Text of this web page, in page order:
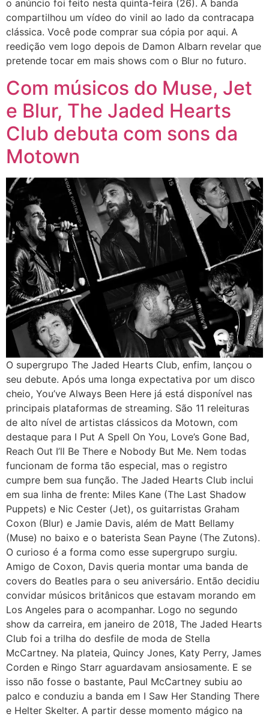
o anúncio foi feito nesta quinta-feira (26). A banda
compartilhou um vídeo do vinil ao lado da contracapa
clássica. Você pode comprar sua cópia por aqui. A
reedição vem logo depois de Damon Albarn revelar que
pretende tocar em mais shows com o Blur no futuro.
Com músicos do Muse, Jet
e Blur, The Jaded Hearts
Club debuta com sons da
Motown
O supergrupo The Jaded Hearts Club, enfim, lançou o
seu debute. Após uma longa expectativa por um disco
cheio, You’ve Always Been Here já está disponível nas
principais plataformas de streaming. São 11 releituras
de alto nível de artistas clássicos da Motown, com
destaque para I Put A Spell On You, Love’s Gone Bad,
Reach Out I’ll Be There e Nobody But Me. Nem todas
funcionam de forma tão especial, mas o registro
cumpre bem sua função. The Jaded Hearts Club inclui
em sua linha de frente: Miles Kane (The Last Shadow
Puppets) e Nic Cester (Jet), os guitarristas Graham
Coxon (Blur) e Jamie Davis, além de Matt Bellamy
(Muse) no baixo e o baterista Sean Payne (The Zutons).
O curioso é a forma como esse supergrupo surgiu.
Amigo de Coxon, Davis queria montar uma banda de
covers do Beatles para o seu aniversário. Então decidiu
convidar músicos britânicos que estavam morando em
Los Angeles para o acompanhar. Logo no segundo
show da carreira, em janeiro de 2018, The Jaded Hearts
Club foi a trilha do desfile de moda de Stella
McCartney. Na plateia, Quincy Jones, Katy Perry, James
Corden e Ringo Starr aguardavam ansiosamente. E se
isso não fosse o bastante, Paul McCartney subiu ao
palco e conduziu a banda em I Saw Her Standing There
e Helter Skelter. A partir desse momento mágico na